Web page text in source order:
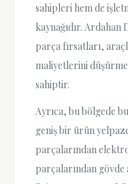
sahipleri hem de
kaynağıdır.
parça fırsatları,
maliyetlerini
sahiptir.
Ayrıca, bu bölgede
geniş bir ürün
parçalarından
parçalarından